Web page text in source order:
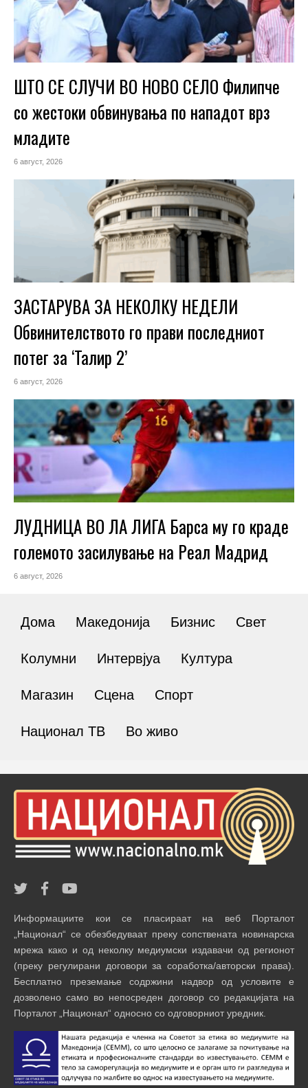
ШТО СЕ СЛУЧИ ВО НОВО СЕЛО Филипче
со жестоки обвинувања по нападот врз
младите
6 август, 2026
ЗАСТАРУВА ЗА НЕКОЛКУ НЕДЕЛИ
Обвинителството го прави последниот
потег за ‘Талир 2’
6 август, 2026
ЛУДНИЦА ВО ЛА ЛИГА Барса му го краде
големото засилување на Реал Мадрид
6 август, 2026
Дома Македонија Бизнис Свет
Колумни Интервјуа Култура
Магазин Сцена Спорт
Национал ТВ Во живо
Информациите кои се пласираат на веб Порталот
„Национал“ се обезбедуваат преку сопствената новинарска
мрежа како и од неколку медиумски издавачи од регионот
(преку регулирани договори за соработка/авторски права).
Бесплатно преземање содржини надвор од условите е
дозволено само во непосреден договор со редакцијата на
Порталот „Национал“ односно со одговорниот уредник.